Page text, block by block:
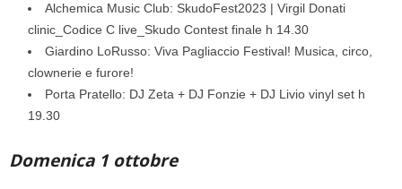
Alchemica Music Club: SkudoFest2023 | Virgil Donati
clinic_Codice C live_Skudo Contest finale h 14.30
Giardino LoRusso: Viva Pagliaccio Festival! Musica, circo,
clownerie e furore!
Porta Pratello: DJ Zeta + DJ Fonzie + DJ Livio vinyl set h
19.30
Domenica 1 ottobre